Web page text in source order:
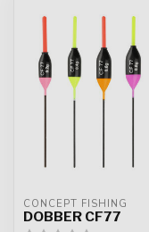
CONCEPT FISHING
DOBBER CF77